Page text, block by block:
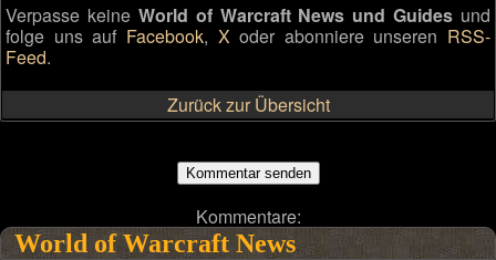
Verpasse keine World of Warcraft News und Guidesund
folge uns auf Facebook, Xoder abonniere unseren RSS-
Feed.
Zurück zur Übersicht
Kommentare:
World of Warcraft News